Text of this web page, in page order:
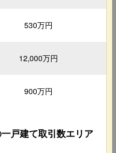
530万円
12,000万円
900万円
戸建て取引数エリア